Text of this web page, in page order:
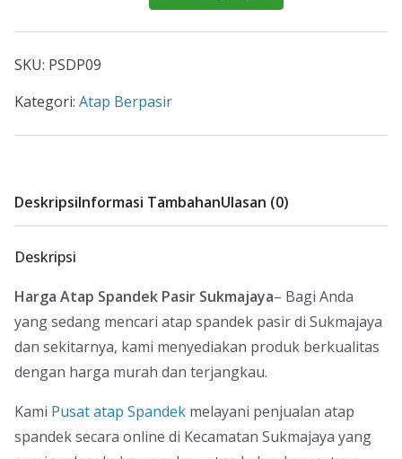
Sukmajaya
2026
SKU: PSDP09
Kategori: Atap Berpasir
DeskripsiInformasi TambahanUlasan (0)
Deskripsi
Harga Atap Spandek Pasir Sukmajaya– Bagi Anda
yang sedang mencari atap spandek pasir di Sukmajaya
dan sekitarnya, kami menyediakan produk berkualitas
dengan harga murah dan terjangkau.
Kami Pusat atap Spandek melayani penjualan atap
spandek secara online di Kecamatan Sukmajaya yang